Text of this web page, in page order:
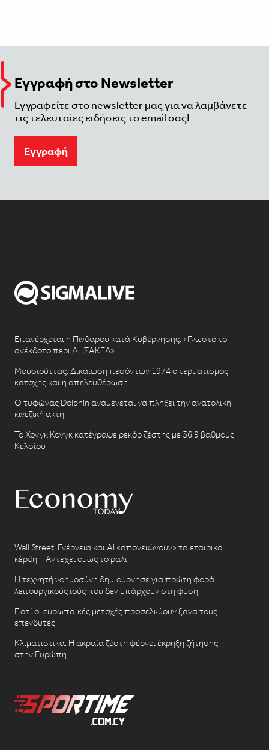
Εγγραφή στο Newsletter
Εγγραφείτε στο newsletter μας για να λαμβάνετε
τις τελευταίες ειδήσεις το email σας!
Eγγραφή
Επανέρχεται η Πινδάρου κατά Κυβέρνησης: «Γνωστό το
ανέκδοτο περι ΔΗΣΑΚΕΛ»
Μουσιούττας: Δικαίωση πεσόντων 1974 ο τερματισμός
κατοχής και η απελευθέρωση
Ο τυφώνας Dolphin αναμένεται να πλήξει την ανατολική
κινεζική ακτή
Το Χονγκ Κονγκ κατέγραψε ρεκόρ ζέστης με 36,9 βαθμούς
Κελσίου
Wall Street: Ενέργεια και AI «απογειώνουν» τα εταιρικά
κέρδη – Αντέχει όμως το ράλι;
Η τεχνητή νοημοσύνη δημιούργησε για πρώτη φορά
λειτουργικούς ιούς που δεν υπάρχουν στη φύση
Γιατί οι ευρωπαϊκές μετοχές προσελκύουν ξανά τους
επενδυτές
Κλιματιστικά: Η ακραία ζέστη φέρνει έκρηξη ζήτησης
στην Ευρώπη